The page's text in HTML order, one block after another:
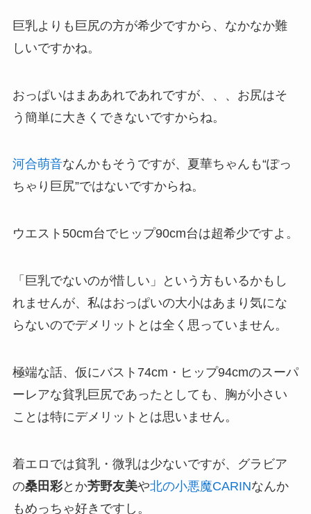
巨乳よりも巨尻の方が希少ですから、なかなか難
しいですかね。
おっぱいはまああれであれですが、、、お尻はそ
う簡単に大きくできないですからね。
河合萌音なんかもそうですが、夏華ちゃんも“ぽっ
ちゃり巨尻”ではないですからね。
ウエスト50cm台でヒップ90cm台は超希少ですよ。
「巨乳でないのが惜しい」という方もいるかもし
れませんが、私はおっぱいの大小はあまり気にな
らないのでデメリットとは全く思っていません。
極端な話、仮にバスト74cm・ヒップ94cmのスーパ
ーレアな貧乳巨尻であったとしても、胸が小さい
ことは特にデメリットとは思いません。
着エロでは貧乳・微乳は少ないですが、グラビア
の桑田彩とか芳野友美や北の小悪魔CARINなんか
もめっちゃ好きですし。